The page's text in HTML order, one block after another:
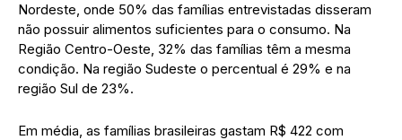
Nordeste, onde 50% das famílias entrevistadas disseram
não possuir alimentos suficientes para o consumo. Na
Região Centro-Oeste, 32% das famílias têm a mesma
condição. Na região Sudeste o percentual é 29% e na
região Sul de 23%.
Em média, as famílias brasileiras gastam R$ 422 com